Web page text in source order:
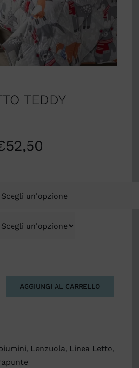
TEDDY
52,50
AGGIUNGI AL CARRELLO
, Lenzuola, Linea Letto,